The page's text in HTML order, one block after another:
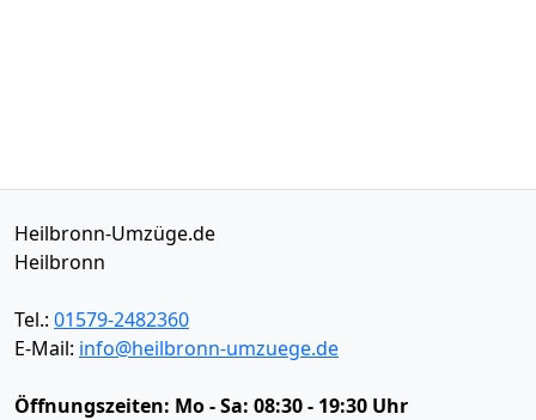
Heilbronn-Umzüge.de
Heilbronn
Tel.: 01579-2482360
E-Mail: info@heilbronn-umzuege.de
Öffnungszeiten: Mo - Sa: 08:30 - 19:30 Uhr